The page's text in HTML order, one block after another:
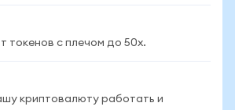
токенов с плечом до 50x.
криптовалюту работать и